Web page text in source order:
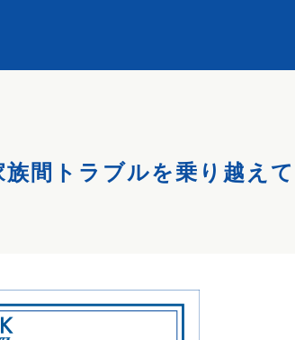
族間トラブルを乗り越えて